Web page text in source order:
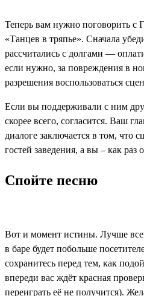
Теперь вам нужно поговорить с
«Танцев в тряпье». Сначала
рассчитались с долгами —
если нужно, за повреждения в
разрешения воспользоваться
Если вы поддерживали с ним
скорее всего, согласится. Ваш
диалоге заключается в том, что
гостей заведения, а вы – как раз
Спойте песню
Вот и момент истины. Лучше
в баре будет побольше
сохранитесь перед тем, как
впереди вас ждёт красная
переиграть её не получится).